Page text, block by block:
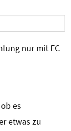
nur mit EC-
es
etwas zu